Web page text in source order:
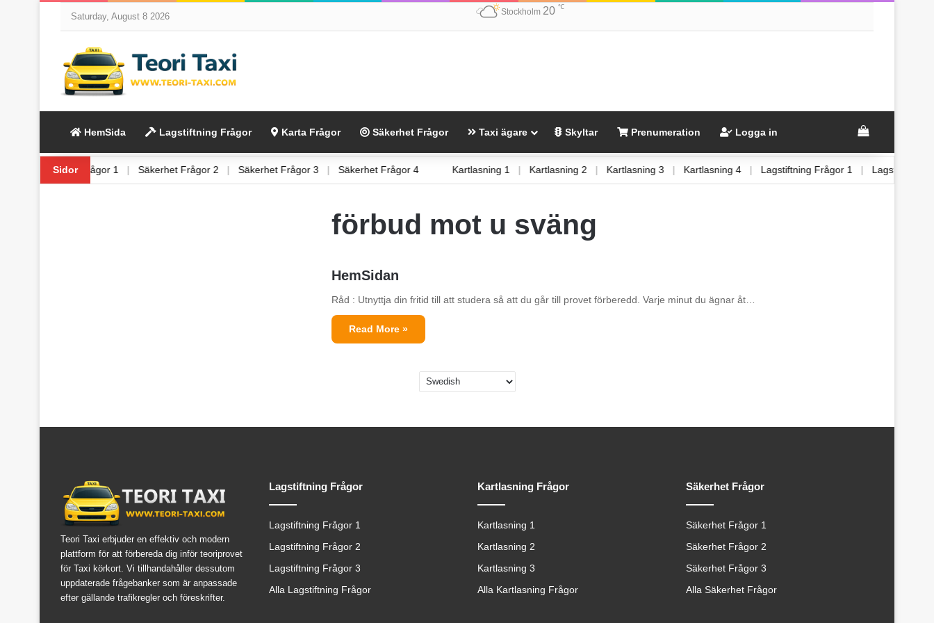
Saturday, August 8 2026 Stockholm 20 ℃
HemSida Lagstiftning Frågor Karta Frågor Säkerhet Frågor Taxi ägare Skyltar Prenumeration Logga in View your
Sidor
Säkerhet Frågor 1 | Säkerhet Frågor 2 | Säkerhet Frågor 3 | Säkerhet Frågor 4 Kartlasning 1 | Kartlasning 2 | Kartlasning 3 | Kartlasning 4 | Lagstiftning Frågor 1 |
förbud mot u sväng
HemSidan
Råd : Utnyttja din fritid till att studera så att du går till provet förberedd. Varje minut du ägnar åt…
Read More »
Teori Taxi erbjuder en effektiv och modern
plattform för att förbereda dig inför teoriprovet
för Taxi körkort. Vi tillhandahåller dessutom
uppdaterade frågebanker som är anpassade
efter gällande trafikregler och föreskrifter.
Lagstiftning Frågor
Lagstiftning Frågor 1
Lagstiftning Frågor 2
Lagstiftning Frågor 3
Alla Lagstiftning Frågor
Kartlasning Frågor
Kartlasning 1
Kartlasning 2
Kartlasning 3
Alla Kartlasning Frågor
Säkerhet Frågor
Säkerhet Frågor 1
Säkerhet Frågor 2
Säkerhet Frågor 3
Alla Säkerhet Frågor